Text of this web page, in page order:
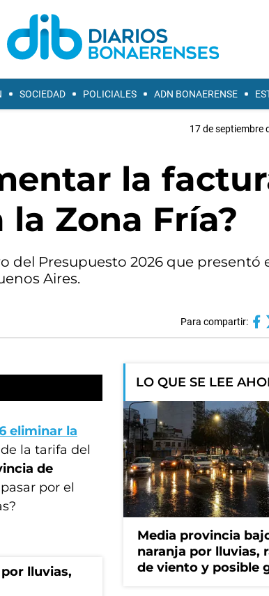
SOCIEDAD POLICIALES ADN BONAERENSE
17 de septiembre
la
Zona Fría?
del Presupuesto 2026 que presentó
Aires.
Para compartir:
eliminar la
la tarifa del
de
por el
lluvias,
LO QUE SE LEE
Media provincia
naranja por lluvias,
de viento y posible